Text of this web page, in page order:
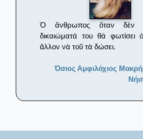
Ὁ ἄνθρωπος ὅταν δὲν
δικαιώματά του θὰ φωτίσει
ἄλλον νὰ τοῦ τὰ δώσει.
Όσιος Αμφιλόχιος